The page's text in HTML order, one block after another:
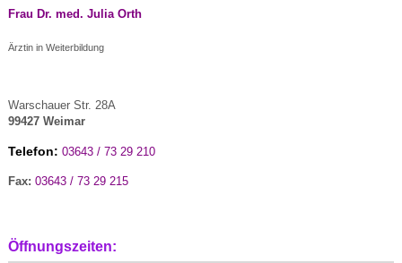
Frau Dr. med. Julia Orth
Ärztin in Weiterbildung
Warschauer Str. 28A
99427 Weimar
Telefon: 03643 / 73 29 210
Fax: 03643 / 73 29 215
Öffnungszeiten: